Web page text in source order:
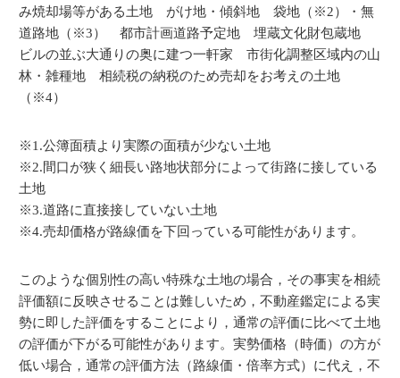
み焼却場等がある土地 がけ地・傾斜地 袋地（※2）・無
道路地（※3） 都市計画道路予定地 埋蔵文化財包蔵地
ビルの並ぶ大通りの奥に建つ一軒家 市街化調整区域内の山
林・雑種地 相続税の納税のため売却をお考えの土地
（※4）
※1.公簿面積より実際の面積が少ない土地
※2.間口が狭く細長い路地状部分によって街路に接している
土地
※3.道路に直接接していない土地
※4.売却価格が路線価を下回っている可能性があります。
このような個別性の高い特殊な土地の場合，その事実を相続
評価額に反映させることは難しいため，不動産鑑定による実
勢に即した評価をすることにより，通常の評価に比べて土地
の評価が下がる可能性があります。実勢価格（時価）の方が
低い場合，通常の評価方法（路線価・倍率方式）に代え，不